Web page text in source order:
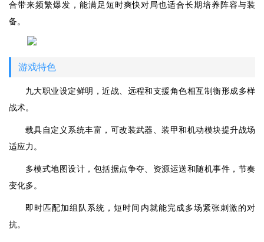
合带来频繁爆发，能满足短时爽快对局也适合长期培养阵容与装
备。
游戏特色
九大职业设定鲜明，近战、远程和支援角色相互制衡形成多样
战术。
载具自定义系统丰富，可改装武器、装甲和机动模块提升战场
适应力。
多模式地图设计，包括据点争夺、资源运送和随机事件，节奏
变化多。
即时匹配加组队系统，短时间内就能完成多场紧张刺激的对
抗。